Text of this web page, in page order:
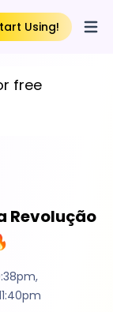
Using!
free
Revolução
,